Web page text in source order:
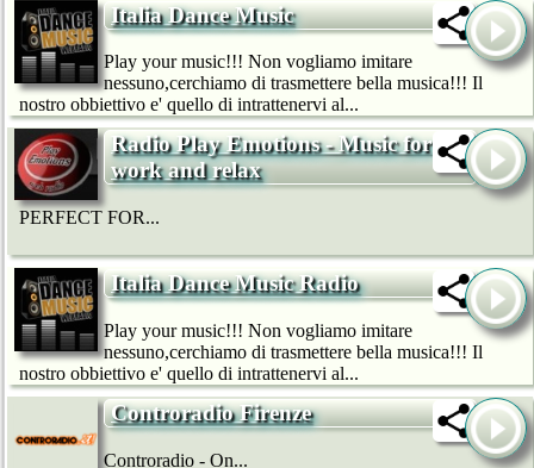
Italia Dance Music
Play your music!!! Non vogliamo imitare
nessuno,cerchiamo di trasmettere bella musica!!! Il
nostro obbiettivo e' quello di intrattenervi al...
Radio Play Emotions - Music for
work and relax
PERFECT FOR...
Italia Dance Music Radio
Play your music!!! Non vogliamo imitare
nessuno,cerchiamo di trasmettere bella musica!!! Il
nostro obbiettivo e' quello di intrattenervi al...
Controradio Firenze
Controradio - On...